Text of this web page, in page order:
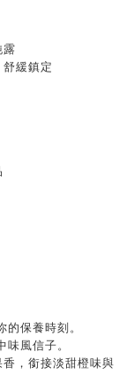
緩鎮定
保養時刻。
風信子。
，銜接淡甜橙味與